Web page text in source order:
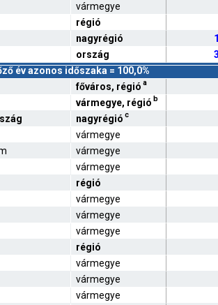
vármegye
régió
nagyrégió
ország
év azonos időszaka = 100,0%
főváros, régió a
vármegye, régió b
nagyrégió c
vármegye
vármegye
vármegye
régió
vármegye
vármegye
vármegye
régió
vármegye
vármegye
vármegye